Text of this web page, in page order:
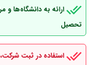
ارائه به دانشگاه‌ها و
تحصیل
استفاده در ثبت شرکت،